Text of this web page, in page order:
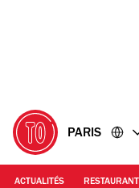
PARIS
ACTUALITÉS